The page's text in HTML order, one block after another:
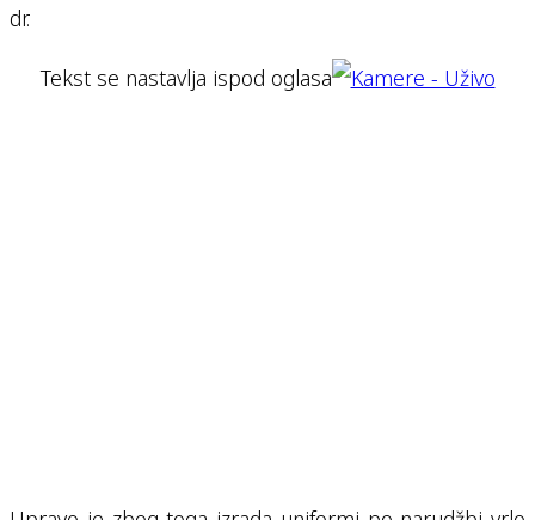
dr.
Tekst se nastavlja ispod oglasa